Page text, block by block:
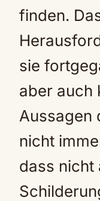
finden.
sie
aber auch
Aussagen
nicht
dass nicht